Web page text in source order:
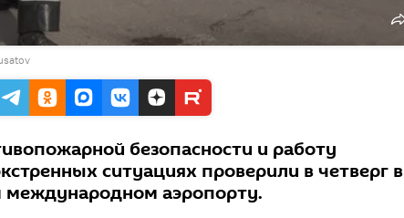
безопасности и работу
ситуациях проверили в четверг в
аэропорту.